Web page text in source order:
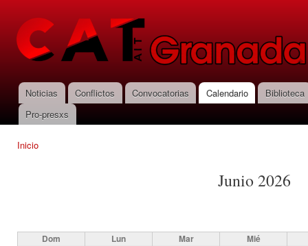
CNT-AIT
Granada
Menú principal
Noticias Conflictos Convocatorias Calendario
Biblioteca
Pro-presxs
Inicio
Junio 2026
Dom Lun Mar
Mié